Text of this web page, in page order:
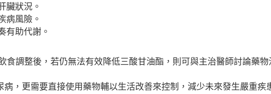
臟狀況。
病風險。
有助代謝。
食調整後，若仍無法有效降低三酸甘油酯，則可與主治醫師討論藥物
，更需要直接使用藥物輔以生活改善來控制，減少未來發生嚴重疾